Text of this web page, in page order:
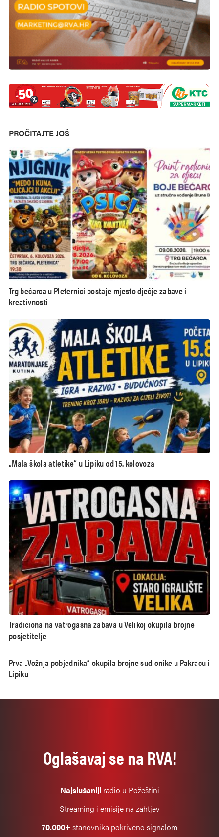
PROČITAJTE JOŠ
Trg bećarca u Pleternici postaje mjesto dječje zabave i
kreativnosti
„Mala škola atletike“ u Lipiku od 15. kolovoza
Tradicionalna vatrogasna zabava u Velikoj okupila brojne
posjetitelje
Prva „Vožnja pobjednika“ okupila brojne sudionike u Pakracu i
Lipiku
Oglašavaj se na RVA!
Najslušanijiradio u Požeštini
Streaming i emisije na zahtjev
70.000+stanovnika pokriveno signalom